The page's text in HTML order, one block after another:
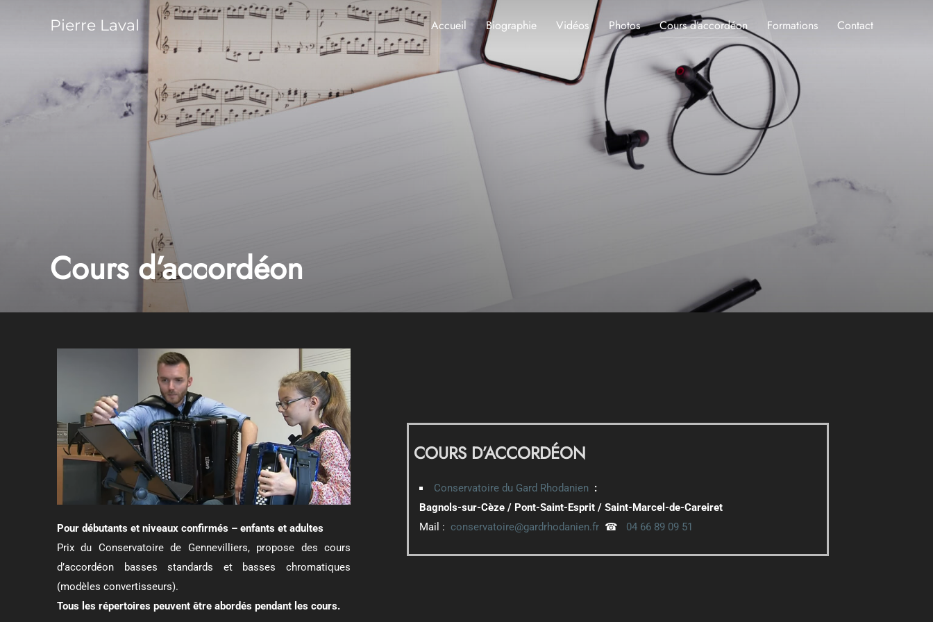
Pierre Laval Accueil Biographie Vidéos Photos Cours d’accordéon Formations Contact
Cours d’accordéon
Pour débutants et niveaux confirmés – enfants et adultes
Prix du Conservatoire de Gennevilliers, propose des cours
d’accordéon basses standards et basses chromatiques
(modèles convertisseurs).
Tous les répertoires peuvent être abordés pendant les cours.
COURS D’ACCORDÉON
Conservatoire du Gard Rhodanien :
Bagnols-sur-Cèze / Pont-Saint-Esprit /Saint-Marcel-de-Careiret
Mail : conservatoire@gardrhodanien.fr ☎ 04 66 89 09 51